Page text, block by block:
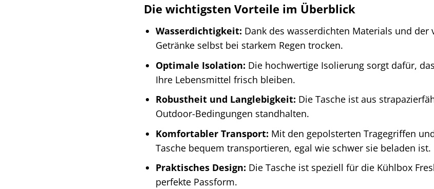
Die wichtigsten Vorteile im Überblick
Wasserdichtigkeit: Dank des wasserdichten Materials und
Getränke selbst bei starkem Regen trocken.
Optimale Isolation: Die hochwertige Isolierung sorgt dafür,
Ihre Lebensmittel frisch bleiben.
Robustheit und Langlebigkeit: Die Tasche ist aus
Outdoor-Bedingungen standhalten.
Komfortabler Transport: Mit den gepolsterten Tragegriffen
Tasche bequem transportieren, egal wie schwer sie beladen ist.
Praktisches Design: Die Tasche ist speziell für die Kühlbox
perfekte Passform.